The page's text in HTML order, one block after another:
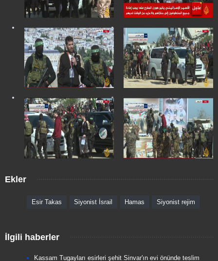
Ekler
Esir Takas Siyonist İsrail Hamas Siyonist rejim
İlgili haberler
Kassam Tugayları esirleri şehit Sinvar'ın evi önünde teslim